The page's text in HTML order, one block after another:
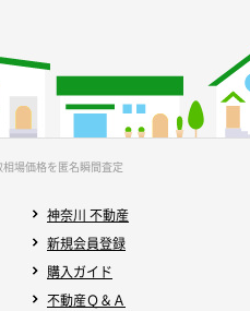
場価格を匿名瞬間査定
神奈川 不動産
新規会員登録
購入ガイド
不動産Ｑ＆Ａ